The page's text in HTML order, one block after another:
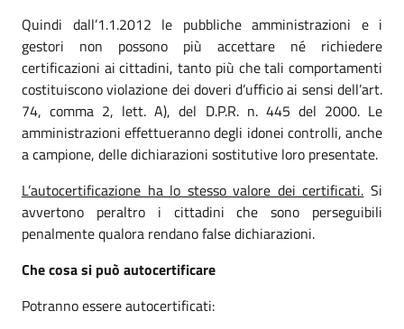
Quindi dall’1.1.2012 le pubbliche amministrazioni e i
gestori non possono più accettare né richiedere
certificazioni ai cittadini, tanto più che tali comportamenti
costituiscono violazione dei doveri d’ufficio ai sensi dell’art.
74, comma 2, lett. A), del D.P.R. n. 445 del 2000. Le
amministrazioni effettueranno degli idonei controlli, anche
a campione, delle dichiarazioni sostitutive loro presentate.
L’autocertificazione ha lo stesso valore dei certificati. Si
avvertono peraltro i cittadini che sono perseguibili
penalmente qualora rendano false dichiarazioni.
Che cosa si può autocertificare
Potranno essere autocertificati: